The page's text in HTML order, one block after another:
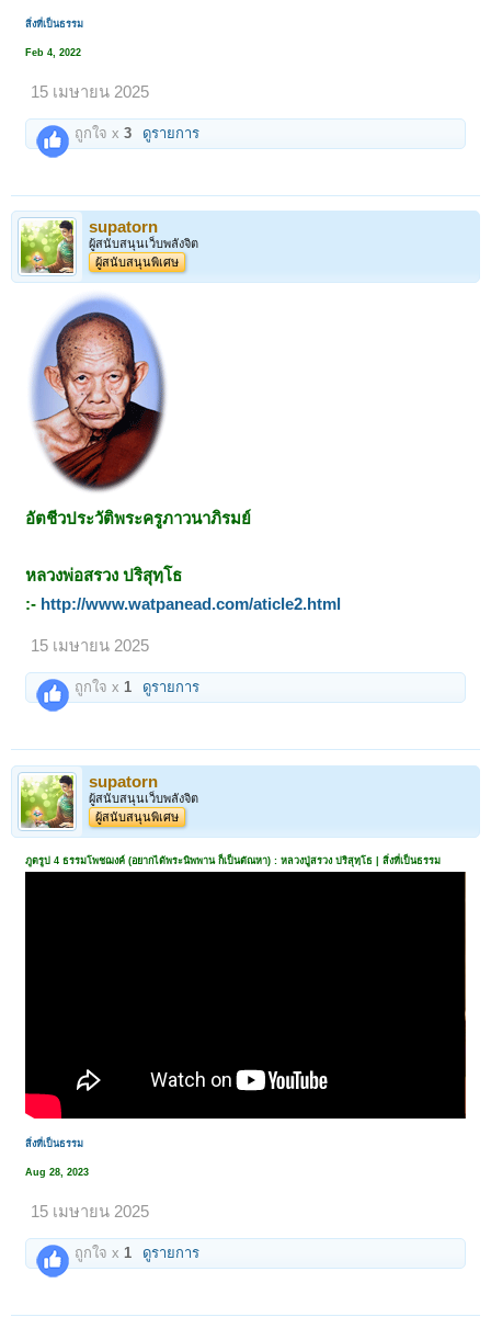
สิ่งที่เป็นธรรม
Feb 4, 2022
15 เมษายน 2025
ถูกใจ x3 ดูรายการ
supatorn
ผู้สนับสนุนเว็บพลังจิต
ผู้สนับสนุนพิเศษ
อัตชีวประวัติพระครูภาวนาภิรมย์
หลวงพ่อสรวง ปริสุทฺโธ
:- http://www.watpanead.com/aticle2.html
15 เมษายน 2025
ถูกใจ x1 ดูรายการ
supatorn
ผู้สนับสนุนเว็บพลังจิต
ผู้สนับสนุนพิเศษ
ภูตรูป 4 ธรรมโพชฌงค์ (อยากได้พระนิพพาน ก็เป็นตัณหา) : หลวงปู่สรวง ปริสุทฺโธ | สิ่งที่เป็นธรรม
สิ่งที่เป็นธรรม
Aug 28, 2023
15 เมษายน 2025
ถูกใจ x1 ดูรายการ